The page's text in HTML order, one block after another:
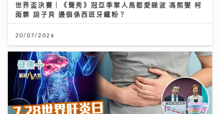
世界盃決賽｜《聲秀》冠亞季軍人馬都愛睇波 馮熙燮 柯
雨霏 胡子貝 邊個係西班牙鐵粉？
20/07/2026